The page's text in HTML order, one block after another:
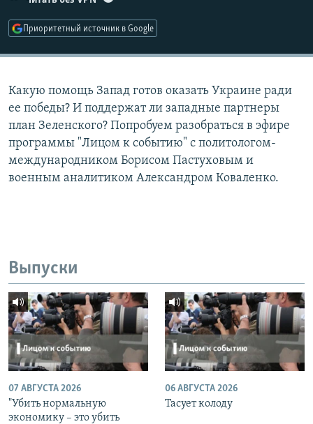
Все сайты РСЕ/РС
Приоритетный источник в Google
Какую помощь Запад готов оказать Украине ради
ее победы? И поддержат ли западные партнеры
план Зеленского? Попробуем разобраться в эфире
программы "Лицом к событию" с политологом-
международником Борисом Пастуховым и
военным аналитиком Александром Коваленко.
Выпуски
07 АВГУСТА 2026
"Убить нормальную
экономику – это убить
06 АВГУСТА 2026
Тасует колоду